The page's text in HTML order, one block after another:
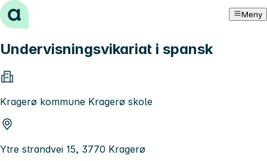
Hopp til innhold Meny
Undervisningsvikariat i spansk
Kragerø kommune Kragerø skole
Ytre strandvei 15, 3770 Kragerø